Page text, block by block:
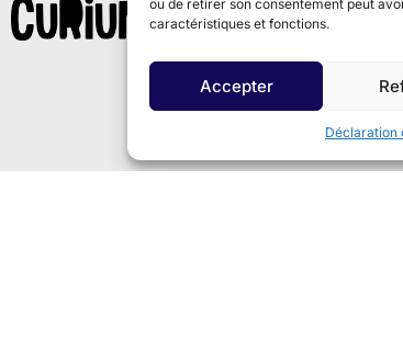
ou de retirer son consentement peut
caractéristiques et fonctions.
Accepter
Déclaration